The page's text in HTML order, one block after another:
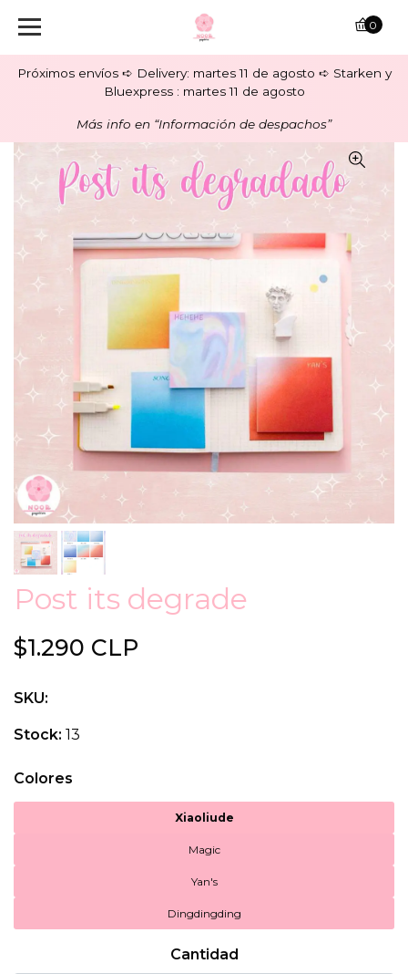
Próximos envíos ➪ Delivery: martes 11 de agosto ➪ Starken y
Bluexpress : martes 11 de agosto
Más info en “Información de despachos”
0
Post its degrade
$1.290 CLP
SKU:
Stock: 13
Colores
Xiaoliude
Magic
Yan's
Dingdingding
Cantidad